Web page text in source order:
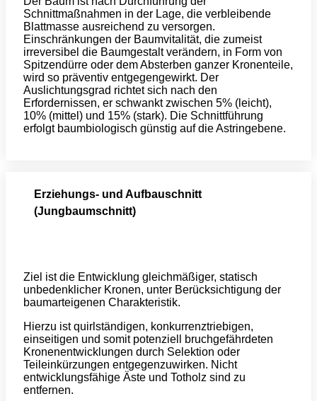
Schnittmaßnahmen in der Lage, die verbleibende
Blattmasse ausreichend zu versorgen.
Einschränkungen der Baumvitalität, die zumeist
irreversibel die Baumgestalt verändern, in Form von
Spitzendürre oder dem Absterben ganzer Kronenteile,
wird so präventiv entgegengewirkt. Der
Auslichtungsgrad richtet sich nach den
Erfordernissen, er schwankt zwischen 5% (leicht),
10% (mittel) und 15% (stark). Die Schnittführung
erfolgt baumbiologisch günstig auf die Astringebene.
Erziehungs- und Aufbauschnitt
(Jungbaumschnitt)
Ziel ist die Entwicklung gleichmäßiger, statisch
unbedenklicher Kronen, unter Berücksichtigung der
baumarteigenen Charakteristik.
Hierzu ist quirlständigen, konkurrenztriebigen,
einseitigen und somit potenziell bruchgefährdeten
Kronenentwicklungen durch Selektion oder
Teileinkürzungen entgegenzuwirken. Nicht
entwicklungsfähige Äste und Totholz sind zu
entfernen.